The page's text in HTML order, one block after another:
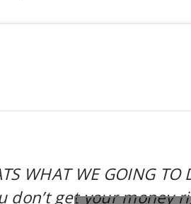
WHAT WE GOING
don’t get your money